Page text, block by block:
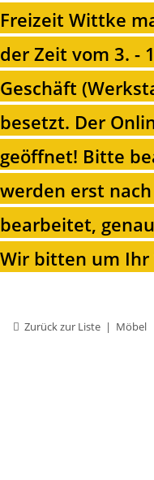
Freizeit Wittke
der Zeit vom 3. -
Geschäft
besetzt. Der
geöffnet! Bitte
werden erst
bearbeitet,
Wir bitten um Ihr
Zurück zur Liste Möbel